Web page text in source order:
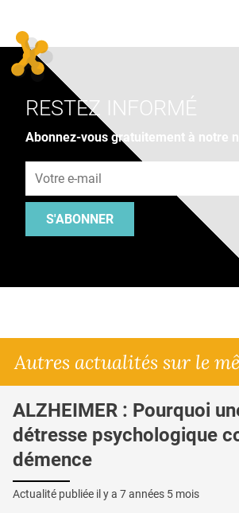
RESTEZ INFORMÉ
Abonnez-vous gratuitement à notre
S'ABONNER
Autres actualités sur le
ALZHEIMER : Pourquoi
détresse psychologique
démence
Actualité publiée il y a 7 années 5 mois